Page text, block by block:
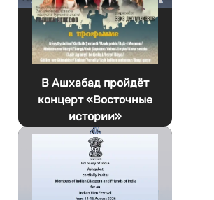
В Ашхабад пройдёт
концерт «Восточные
истории»